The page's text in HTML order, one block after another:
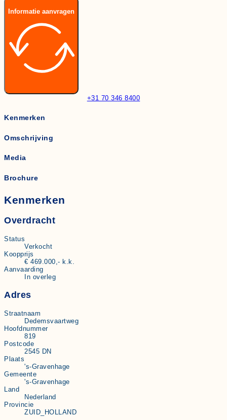
Informatie aanvragen
+31 70 346 8400
Kenmerken
Omschrijving
Media
Brochure
Kenmerken
Overdracht
Status
Verkocht
Koopprijs
€ 469.000,- k.k.
Aanvaarding
In overleg
Adres
Straatnaam
Dedemsvaartweg
Hoofdnummer
819
Postcode
2545 DN
Plaats
's-Gravenhage
Gemeente
's-Gravenhage
Land
Nederland
Provincie
ZUID_HOLLAND